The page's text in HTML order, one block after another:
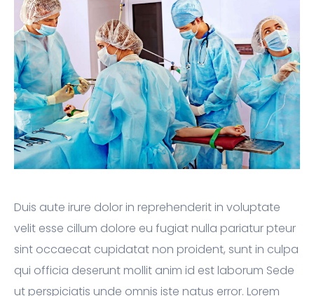
Duis aute irure dolor in reprehenderit in voluptate
velit esse cillum dolore eu fugiat nulla pariatur pteur
sint occaecat cupidatat non proident, sunt in culpa
qui officia deserunt mollit anim id est laborum Sede
ut perspiciatis unde omnis iste natus error. Lorem